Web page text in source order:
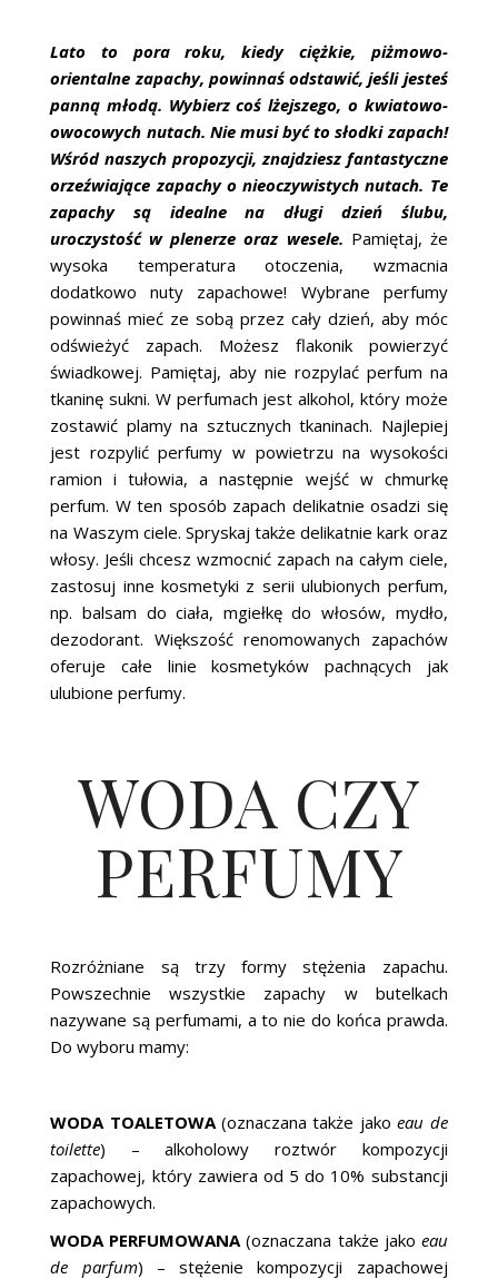
Lato to pora roku, kiedy ciężkie, piżmowo-
orientalne zapachy, powinnaś odstawić, jeśli jesteś
panną młodą. Wybierz coś lżejszego, o kwiatowo-
owocowych nutach. Nie musi być to słodki zapach!
Wśród naszych propozycji, znajdziesz fantastyczne
orzeźwiające zapachy o nieoczywistych nutach. Te
zapachy są idealne na długi dzień ślubu,
uroczystość w plenerze oraz wesele. Pamiętaj, że
wysoka temperatura otoczenia, wzmacnia
dodatkowo nuty zapachowe! Wybrane perfumy
powinnaś mieć ze sobą przez cały dzień, aby móc
odświeżyć zapach. Możesz flakonik powierzyć
świadkowej. Pamiętaj, aby nie rozpylać perfum na
tkaninę sukni. W perfumach jest alkohol, który może
zostawić plamy na sztucznych tkaninach. Najlepiej
jest rozpylić perfumy w powietrzu na wysokości
ramion i tułowia, a następnie wejść w chmurkę
perfum. W ten sposób zapach delikatnie osadzi się
na Waszym ciele. Spryskaj także delikatnie kark oraz
włosy. Jeśli chcesz wzmocnić zapach na całym ciele,
zastosuj inne kosmetyki z serii ulubionych perfum,
np. balsam do ciała, mgiełkę do włosów, mydło,
dezodorant. Większość renomowanych zapachów
oferuje całe linie kosmetyków pachnących jak
ulubione perfumy.
WODA CZY
PERFUMY
Rozróżniane są trzy formy stężenia zapachu.
Powszechnie wszystkie zapachy w butelkach
nazywane są perfumami, a to nie do końca prawda.
Do wyboru mamy:
WODA TOALETOWA(oznaczana także jakoeau de
toilette) – alkoholowy roztwór kompozycji
zapachowej, który zawiera od 5 do 10% substancji
zapachowych.
WODA PERFUMOWANA (oznaczana także jako eau
de parfum) – stężenie kompozycji zapachowej